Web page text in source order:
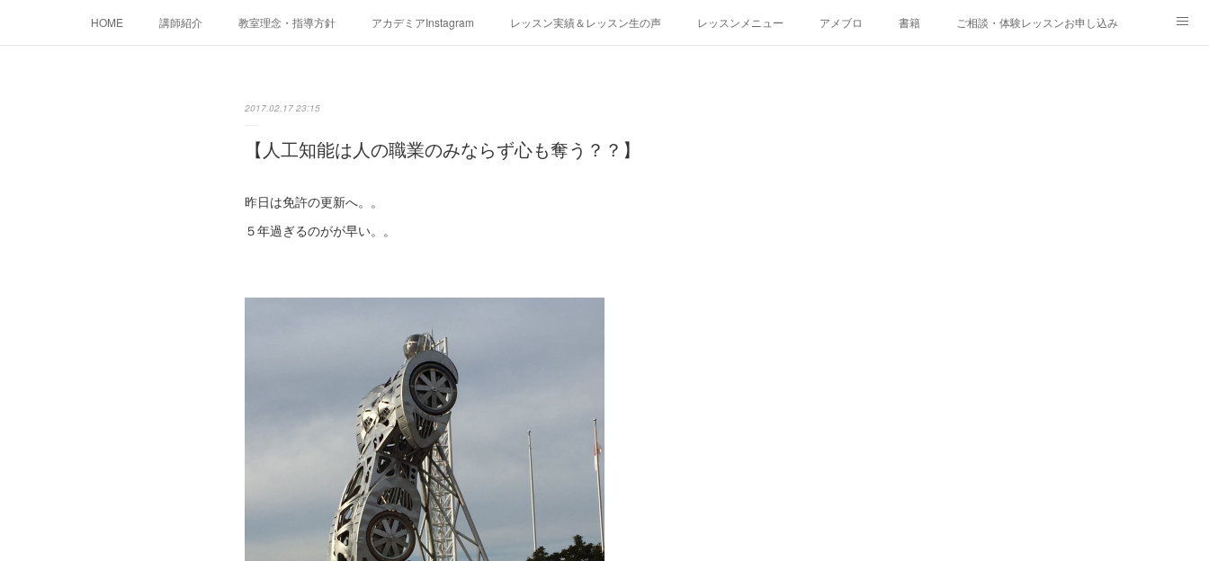
HOME 講師紹介 教室理念・指導方針 アカデミアInstagram レッスン実績＆レッスン生の声 レッスンメニュー アメブロ 書籍 ご相談・体験レッスンお申し込み
2017.02.17 23:15
【人工知能は人の職業のみならず心も奪う？？】
昨日は免許の更新へ。。
５年過ぎるのがが早い。。